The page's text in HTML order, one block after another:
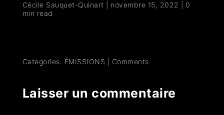
Cécile Sauquet-Quinart novembre 15, 2022
0
min read
Categories: ÉMISSIONS Comments
Laisser un commentaire